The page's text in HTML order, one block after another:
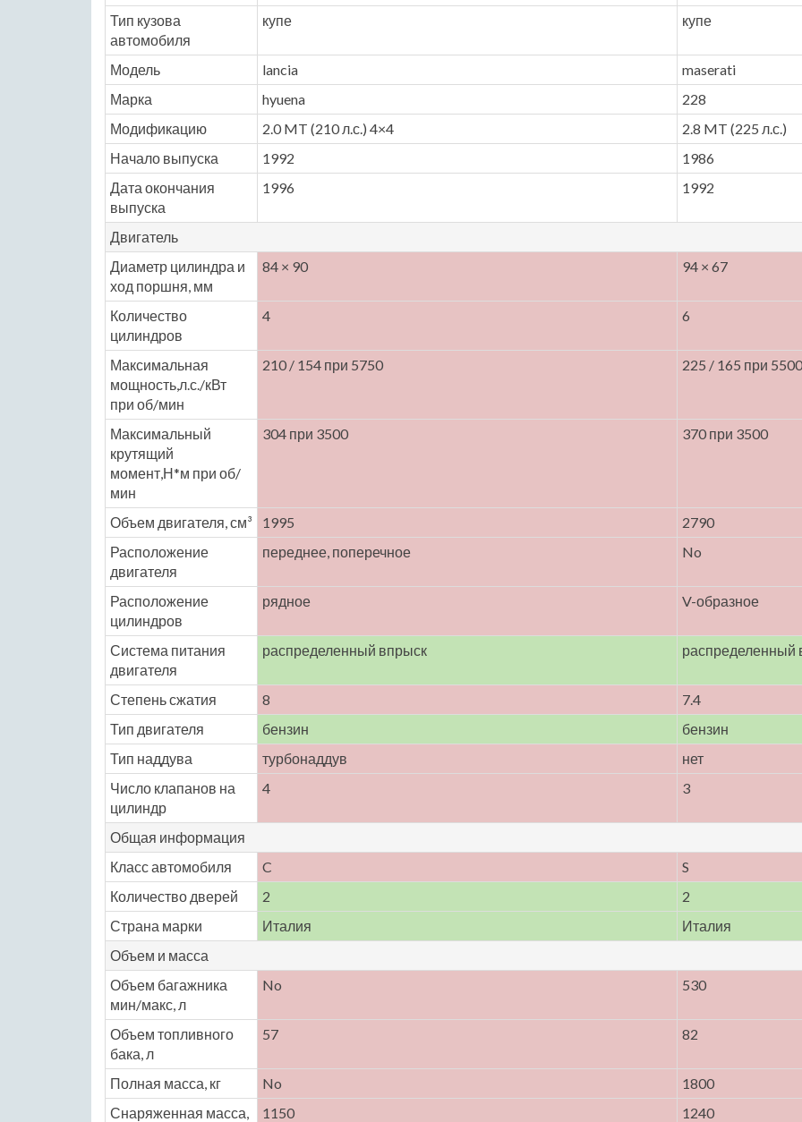
Тип кузова
автомобиля
купе купе
Модель lancia
maserati
Марка
hyuena
228
Модификацию
2.0 MT (210 л.с.) 4×4
2.8 MT (225 л.с.)
Начало выпуска
1992
1986
Дата окончания
выпуска
1996 1992
Двигатель
Диаметр цилиндра и
ход поршня, мм
84 × 90 94 × 67
Количество
цилиндров
4 6
Максимальная
мощность,л.с./кВт
при об/мин
210 / 154 при 5750 225 / 165 при 5500
Максимальный
крутящий
момент,Н*м при об/
мин
304 при 3500 370 при 3500
Объем двигателя, см³ 1995
2790
Расположение
двигателя
переднее, поперечное No
Расположение
цилиндров
рядное V-образное
Система питания
двигателя
распределенный впрыск распределенный
Степень сжатия 8
7.4
Тип двигателя
бензин
бензин
Тип наддува
турбонаддув
нет
Число клапанов на
цилиндр
4 3
Общая информация
Класс автомобиля
C
S
Количество дверей
2
2
Страна марки
Италия
Италия
Объем и масса
Объем багажника
мин/макс, л
No 530
Объем топливного
бака, л
57 82
Полная масса, кг No
1800
Снаряженная масса,
1150 1240